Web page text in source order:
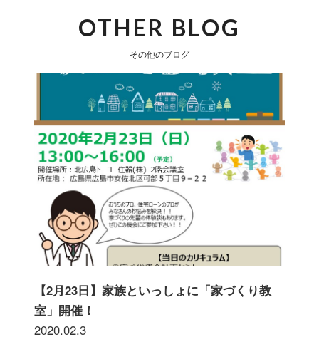
OTHER BLOG
その他のブログ
【2月23日】家族といっしょに「家づくり教
室」開催！
2020.02.3